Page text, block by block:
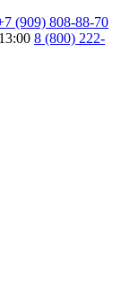
(909) 808-88-70
8 (800) 222-